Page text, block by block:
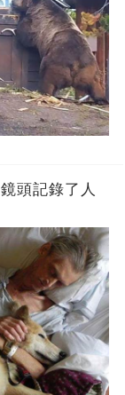
頭記錄了人